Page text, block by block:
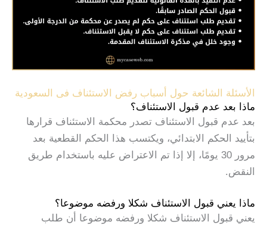
الأسئلة الشائعة حول أسباب رفض الاستئناف فى السعودية
ماذا بعد عدم قبول الاستئناف؟
بعد عدم قبول الاستئناف تصدر محكمة الاستئناف قرارها
بتأييد الحكم الابتدائي، ويكتسب هذا الحكم القطعية بعد
مرور 30 يومًا، إلا إذا تم الاعتراض عليه باستخدام طريق
النقض.
ماذا يعني قبول الاستئناف شكلا ورفضه موضوعا؟
يعني قبول الاستئناف شكلا ورفضه موضوعا أن طلب